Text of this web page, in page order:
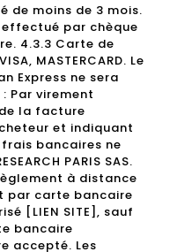
de moins de 3 mois.
par chèque
4.3.3 Carte de
MASTERCARD. Le
Express ne sera
Par virement
la facture
et indiquant
bancaires ne
PARIS SAS.
à distance
par carte bancaire
[LIEN SITE], sauf
bancaire
accepté. Les